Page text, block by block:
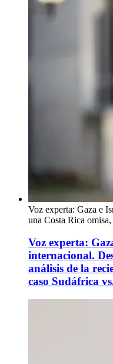
Voz experta: Gaza e
una Costa Rica
Voz experta:
internacional.
análisis de la
caso Sudáfrica